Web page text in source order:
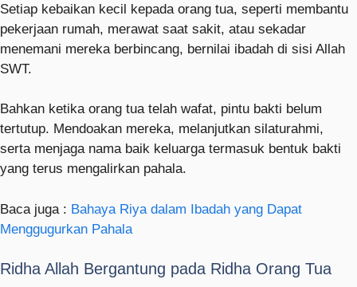
Setiap kebaikan kecil kepada orang tua, seperti membantu
pekerjaan rumah, merawat saat sakit, atau sekadar
menemani mereka berbincang, bernilai ibadah di sisi Allah
SWT.
Bahkan ketika orang tua telah wafat, pintu bakti belum
tertutup. Mendoakan mereka, melanjutkan silaturahmi,
serta menjaga nama baik keluarga termasuk bentuk bakti
yang terus mengalirkan pahala.
Baca juga : Bahaya Riya dalam Ibadah yang Dapat
Menggugurkan Pahala
Ridha Allah Bergantung pada Ridha Orang Tua